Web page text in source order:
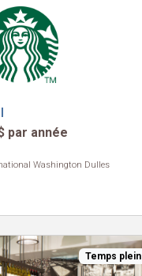
par année
Washington Dulles
Temps plein